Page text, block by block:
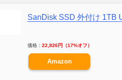
SanDisk SSD 外付け 1TB
価格： 22,826円（17%オフ）
Amazon